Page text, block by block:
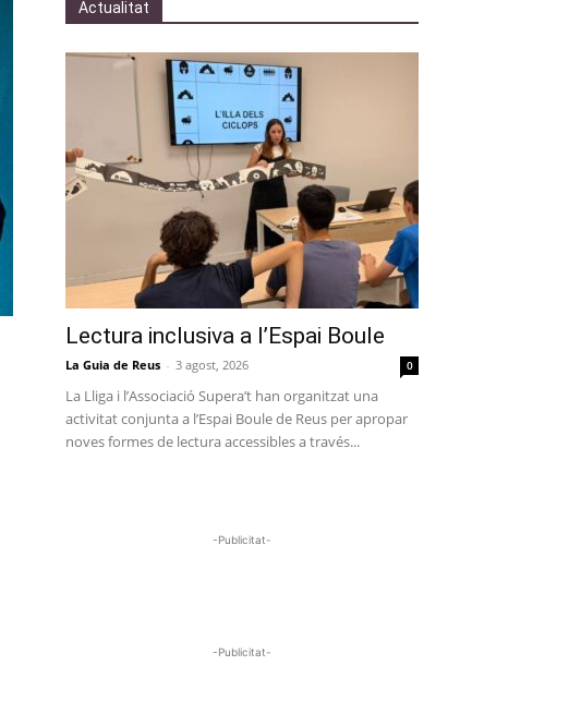
Actualitat
Lectura inclusiva a l’Espai Boule
La Guia de Reus - 3 agost, 2026 0
La Lliga i l’Associació Supera’t han organitzat una
activitat conjunta a l’Espai Boule de Reus per apropar
noves formes de lectura accessibles a través...
-Publicitat-
-Publicitat-